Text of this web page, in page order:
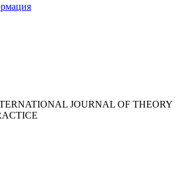
JOURNAL OF THEORY